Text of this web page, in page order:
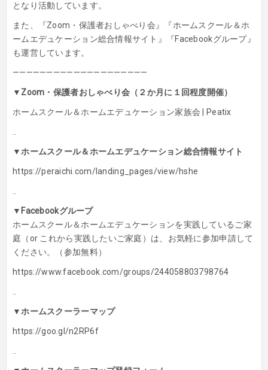
となり活動しています。
また、『Zoom・保護者おしゃべり会』『ホームスクール＆ホ
ームエデュケーション総合情報サイト』『Facebookグループ』
も運営しています。
————————————————————
▼Zoom・保護者おしゃべり会（２か月に１回程度開催）
ホームスクール＆ホームエデュケーション家族会 | Peatix
▼ホームスクール＆ホームエデュケーション総合情報サイト
https://peraichi.com/landing_pages/view/hshe
▼Facebookグループ
ホームスクール＆ホームエデュケーションを実践しているご家
庭（or これから実践したいご家庭）は、お気軽に参加申請して
ください。（参加無料）
https://www.facebook.com/groups/244058803798764
▼ホームスクーラーマップ
https://goo.gl/n2RP6f